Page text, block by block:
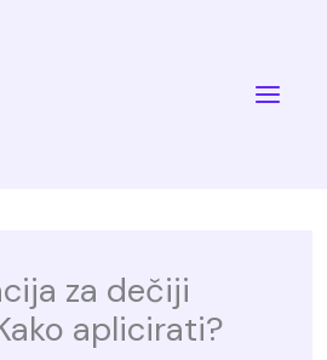
za dečiji
aplicirati?